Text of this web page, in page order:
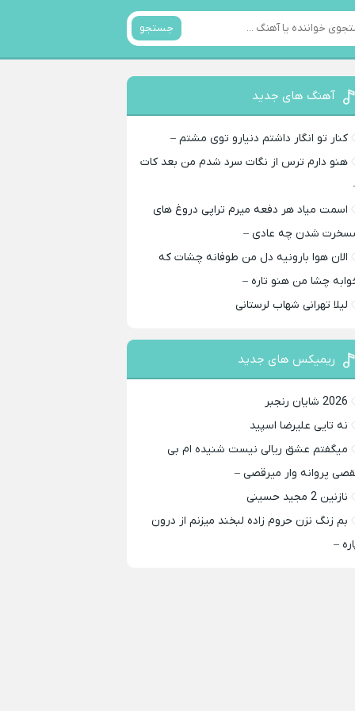
جستجو
آهنگ های جدید
کنار تو انگار داشتم دنیارو توی مشتم –
هنو دارم ترس از نگات سرد شدم من بعد کات
اسمت میاد هر دفعه میرم تراپی دروغ‌ های
شدن چه عادی –
الان هوا بارونیه دل من طوفانه چشات که
چشا من هنو تاره –
لیلا تهرانی شهاب لرستانی
ریمیکس های جدید
2026 شایان رنجبر
نه تایی علیرضا اسپید
میگفتم عشق ریالی نیست شنیده ام بی
پروانه وار میرقصی –
نازنین 2 مجید حسینی
بم زنگ نزن حروم زاده لبخند میزنم از درون
–